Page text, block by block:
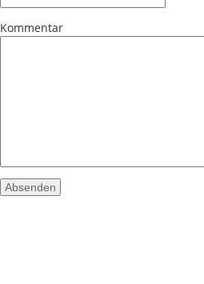
Kommentar